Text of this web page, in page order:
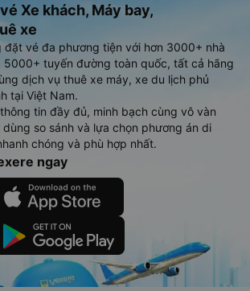
Xe khách, Máy bay,
xe
đặt vé đa phương tiện với hơn 3000+ nhà
5000+ tuyến đường toàn quốc, tất cả hãng
dịch vụ thuê xe máy, xe du lịch phủ
tại Việt Nam.
tin đầy đủ, minh bạch cùng vô vàn
so sánh và lựa chọn phương án di
chóng và phù hợp nhất.
ngay